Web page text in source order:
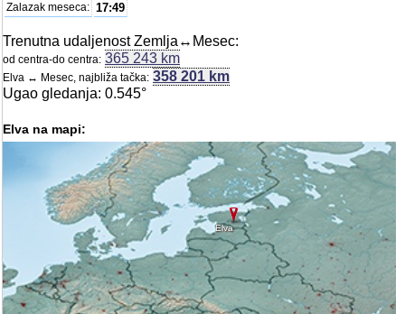
Zalazak meseca: 17:49
Trenutna udaljenost Zemlja↔Mesec:
od centra-do centra: 365 243 km
Elva ↔ Mesec, najbliža tačka: 358 201 km
Ugao gledanja: 0.545°
Elva na mapi:
Elva